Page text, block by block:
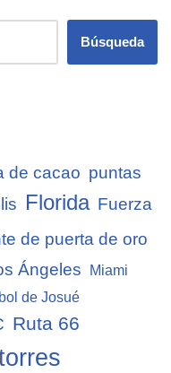
Búsqueda
de cacao puntas
Florida Fuerza
de puerta de oro
Ángeles Miami
de Josué
Ruta 66